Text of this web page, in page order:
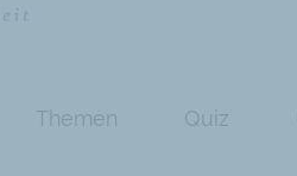
Themen Quiz